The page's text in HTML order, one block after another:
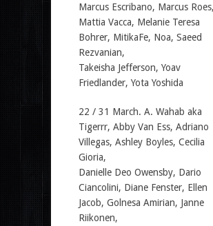
Marcus Escribano, Marcus Roes,
Mattia Vacca, Melanie Teresa
Bohrer, MitikaFe, Noa, Saeed
Rezvanian,
Takeisha Jefferson, Yoav
Friedlander, Yota Yoshida
22 / 31 March. A. Wahab aka
Tigerrr, Abby Van Ess, Adriano
Villegas, Ashley Boyles, Cecilia
Gioria,
Danielle Deo Owensby, Dario
Ciancolini, Diane Fenster, Ellen
Jacob, Golnesa Amirian, Janne
Riikonen,